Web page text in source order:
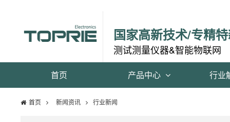
国家高新技术/专精
测试测量仪器&智能物联网
首页 产品中心 行业
首页 新闻资讯 行业新闻